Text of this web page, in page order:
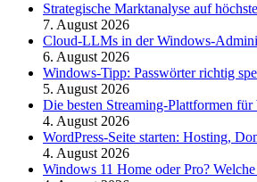
Strategische Marktanalyse auf
7. August 2026
Cloud-LLMs in der Windows-
6. August 2026
Windows-Tipp: Passwörter richtig
5. August 2026
Die besten Streaming-Plattformen
4. August 2026
WordPress-Seite starten: Hosting,
4. August 2026
Windows 11 Home oder Pro?